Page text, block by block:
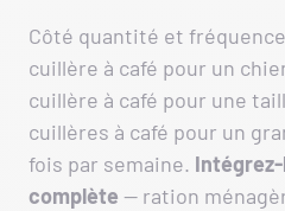
Côté quantité et
cuillère à café pour un
cuillère à café pour une
cuillères à café pour un
fois par semaine.
complète — ration